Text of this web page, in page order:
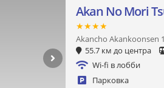
Akan No Mori
★★★★
Akancho Akankoonsen
55.7 км до центра
Wi-fi в лобби
Парковка